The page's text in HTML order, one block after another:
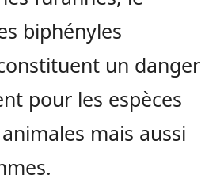
biphényles
un danger
pour les espèces
mais aussi